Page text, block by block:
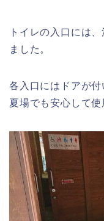
トイレの入口には
ました。
各入口にはドアが付
夏場でも安心して使